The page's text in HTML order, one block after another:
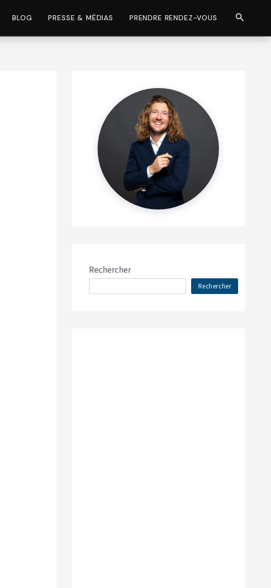
BLOG PRESSE & MÉDIAS PRENDRE RENDEZ-VOUS
Rechercher
Rechercher